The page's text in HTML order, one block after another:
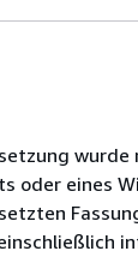
oder eines